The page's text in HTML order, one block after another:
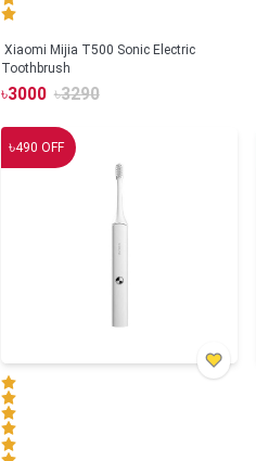
Xiaomi Mijia T500 Sonic Electric
Toothbrush
৳3000 ৳3290
৳490 OFF